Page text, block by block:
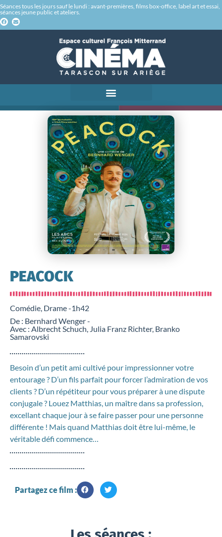
Séances tous les jours sauf le lundi : avant-premières, films box-office, label art et essai,
séances jeune public et ateliers.
PEACOCK
Comédie, Drame -1h42
De : Bernhard Wenger -
Avec : Albrecht Schuch, Julia Franz Richter, Branko
Samarovski
Besoin d’un petit ami cultivé pour impressionner votre
entourage ? D’un fils parfait pour forcer l’admiration de vos
clients ? D’un répétiteur pour vous préparer à une dispute
conjugale ? Louez Matthias, un maître dans sa profession,
excellant chaque jour à se faire passer pour une personne
différente ! Mais quand Matthias doit être lui-même, le
véritable défi commence…
Partagez ce film :